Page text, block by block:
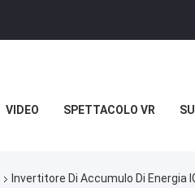
VIDEO SPETTACOLO VR
Invertitore Di Accumulo Di Energia